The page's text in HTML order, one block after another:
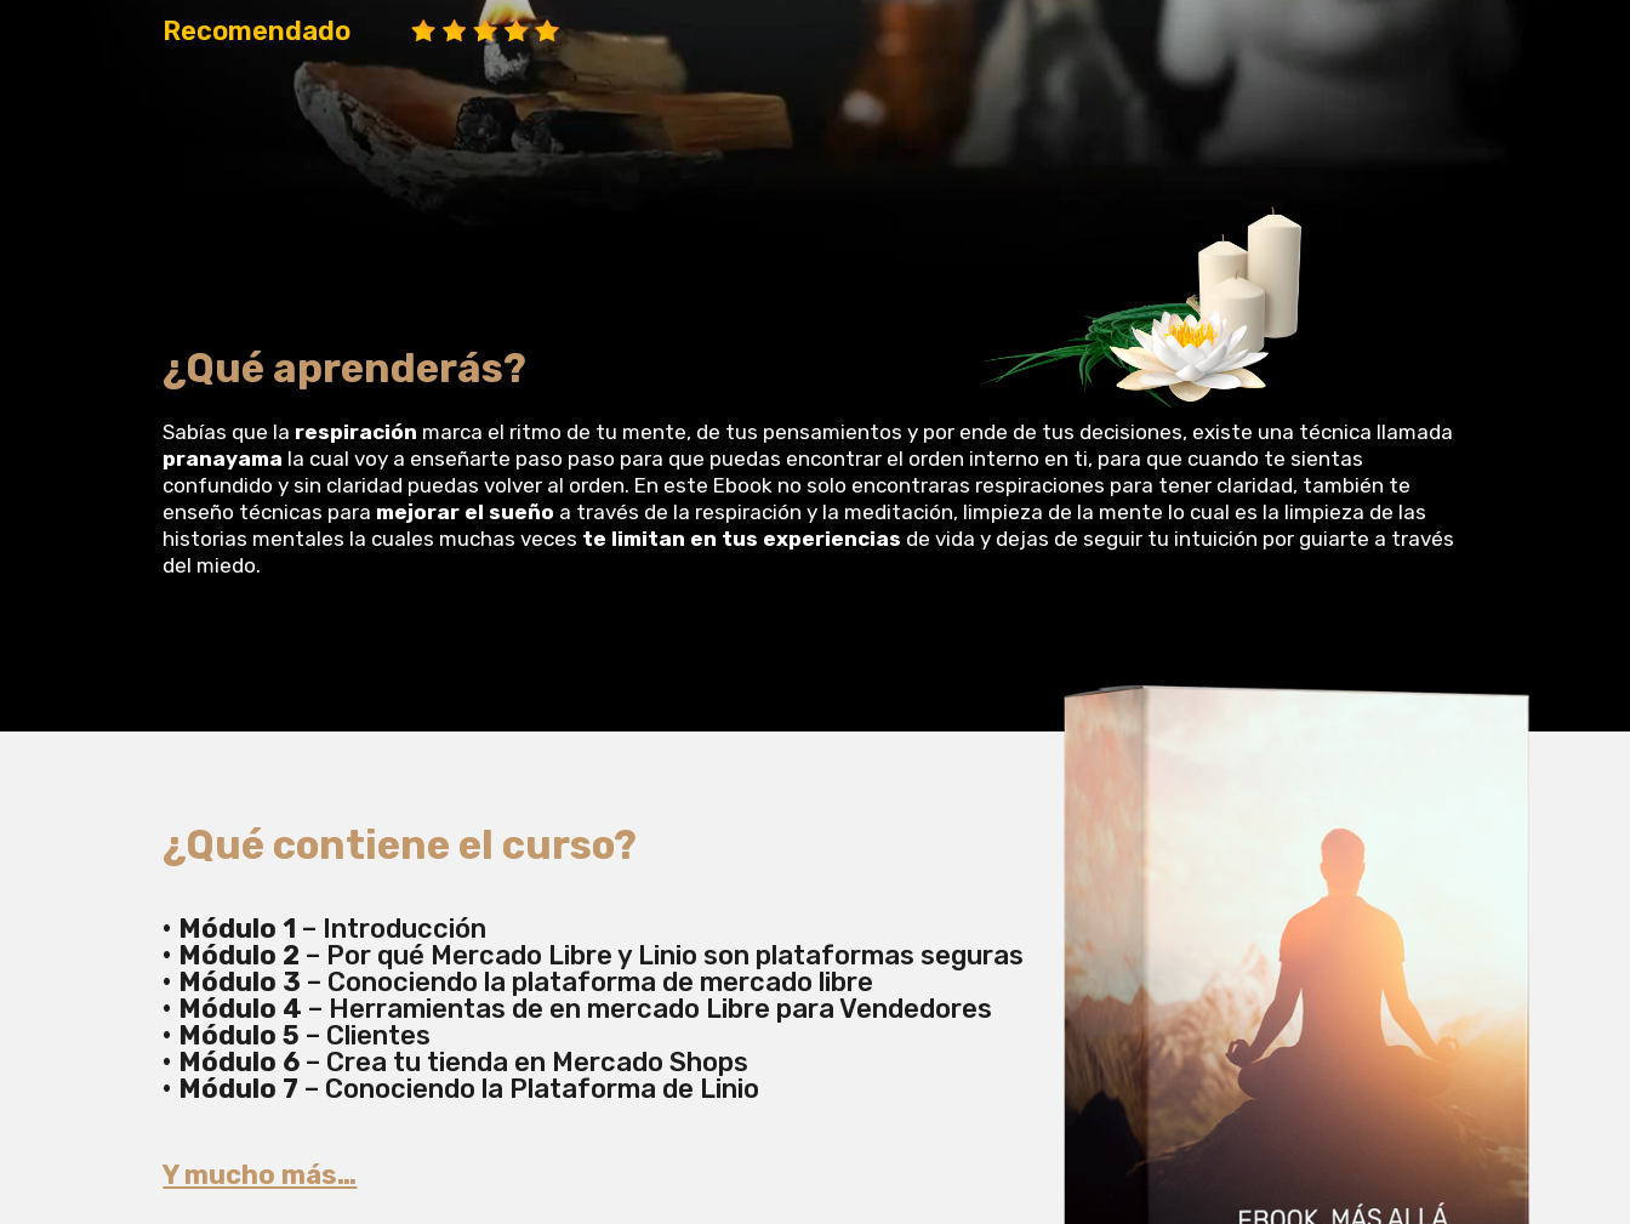
Recomendado
¿Qué aprenderás?
Sabías que la respiración marca el ritmo de tu mente, de tus pensamientos y por ende de tus decisiones, existe una técnica llamada
pranayama la cual voy a enseñarte paso paso para que puedas encontrar el orden interno en ti, para que cuando te sientas
confundido y sin claridad puedas volver al orden. En este Ebook no solo encontraras respiraciones para tener claridad, también te
enseño técnicas para mejorar el sueño a través de la respiración y la meditación, limpieza de la mente lo cual es la limpieza de las
historias mentales la cuales muchas veces te limitan en tus experiencias de vida y dejas de seguir tu intuición por guiarte a través
del miedo.
¿Qué contiene el curso?
• Módulo 1 – Introducción
• Módulo 2 – Por qué Mercado Libre y Linio son plataformas seguras
• Módulo 3 – Conociendo la plataforma de mercado libre
• Módulo 4 – Herramientas de en mercado Libre para Vendedores
• Módulo 5 – Clientes
• Módulo 6 – Crea tu tienda en Mercado Shops
• Módulo 7 – Conociendo la Plataforma de Linio
Y mucho más…